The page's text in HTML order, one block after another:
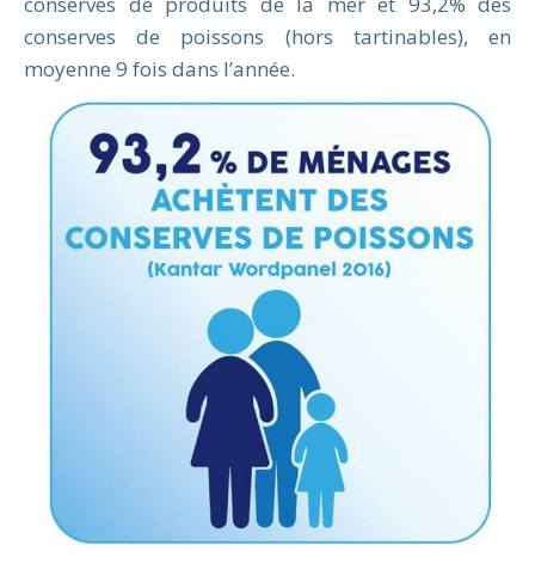
conserves de poissons (hors tartinables), en
moyenne 9 fois dans l’année.